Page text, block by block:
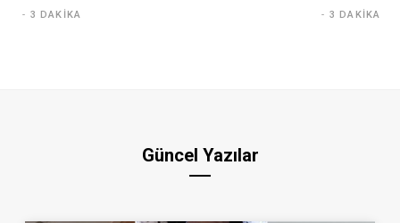
3 DAKIKA 3 DAKIKA
Güncel Yazılar